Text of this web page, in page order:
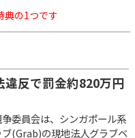
典の1つです
違反で罰金約820万円
委員会は、シンガポール系
(Grab)の現地法人グラブベ